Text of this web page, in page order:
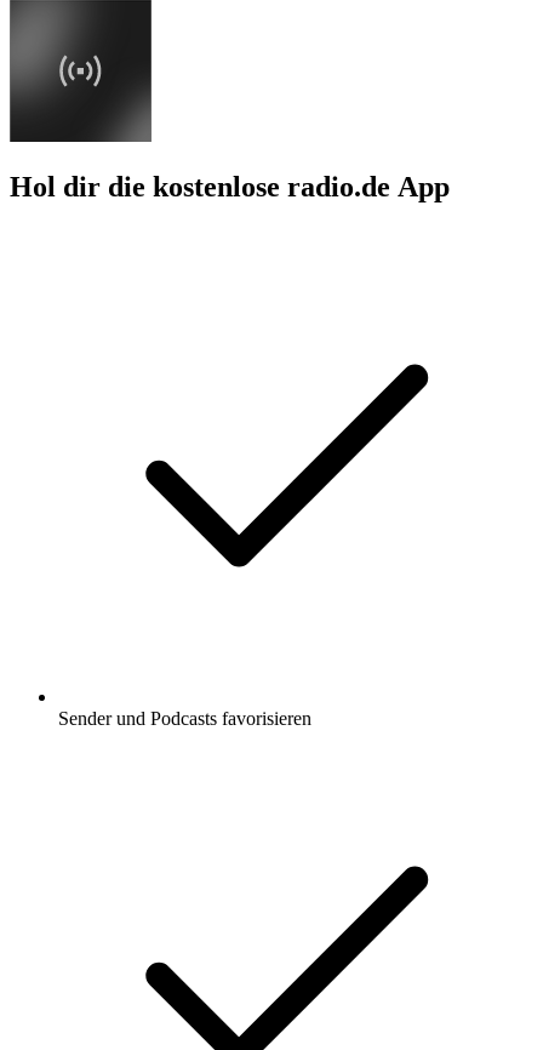
Hol dir die kostenlose radio.de App
Sender und Podcasts favorisieren